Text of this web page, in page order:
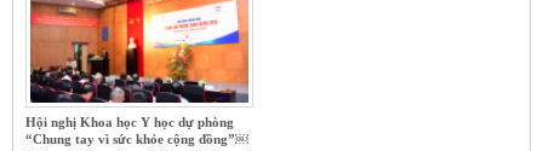
Hội nghị Khoa học Y học dự phòng
“Chung tay vì sức khỏe cộng đồng”￼